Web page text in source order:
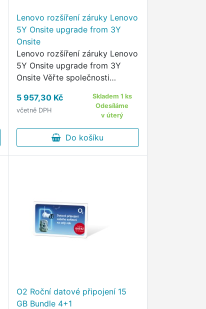
Lenovo rozšíření záruky Lenovo
5Y Onsite upgrade from 3Y
Onsite
Lenovo rozšíření záruky Lenovo
5Y Onsite upgrade from 3Y
Onsite Věřte společnosti
cyklus vašich IT aktiv a uvolní
vaše techniky, aby se soustředili
5 957,30 Kč
včetně DPH
Skladem 1 ks
Odesíláme
v úterý
Do košíku
O2 Roční datové připojení 15
GB Bundle 4+1